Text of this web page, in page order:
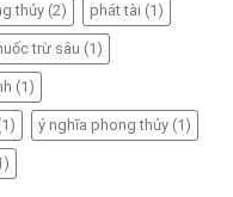
thủy (2) phát tài (1)
trừ sâu (1)
(1)
ý nghĩa phong thủy (1)